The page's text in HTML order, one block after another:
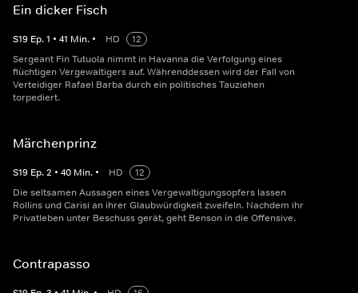
Ein dicker Fisch
S19 Ep.1 • 41 Min. • HD
12
Sergeant Fin Tutuola nimmt in Havanna die Verfolgung eines
flüchtigen Vergewaltigers auf. Währenddessen wird der Fall von
Verteidiger Rafael Barba durch ein politisches Tauziehen
torpediert.
Märchenprinz
S19 Ep.2 • 40 Min. • HD
12
Die seltsamen Aussagen eines Vergewaltigungsopfers lassen
Rollins und Carisi an ihrer Glaubwürdigkeit zweifeln. Nachdem ihr
Privatleben unter Beschuss gerät, geht Benson in die Offensive.
Contrapasso